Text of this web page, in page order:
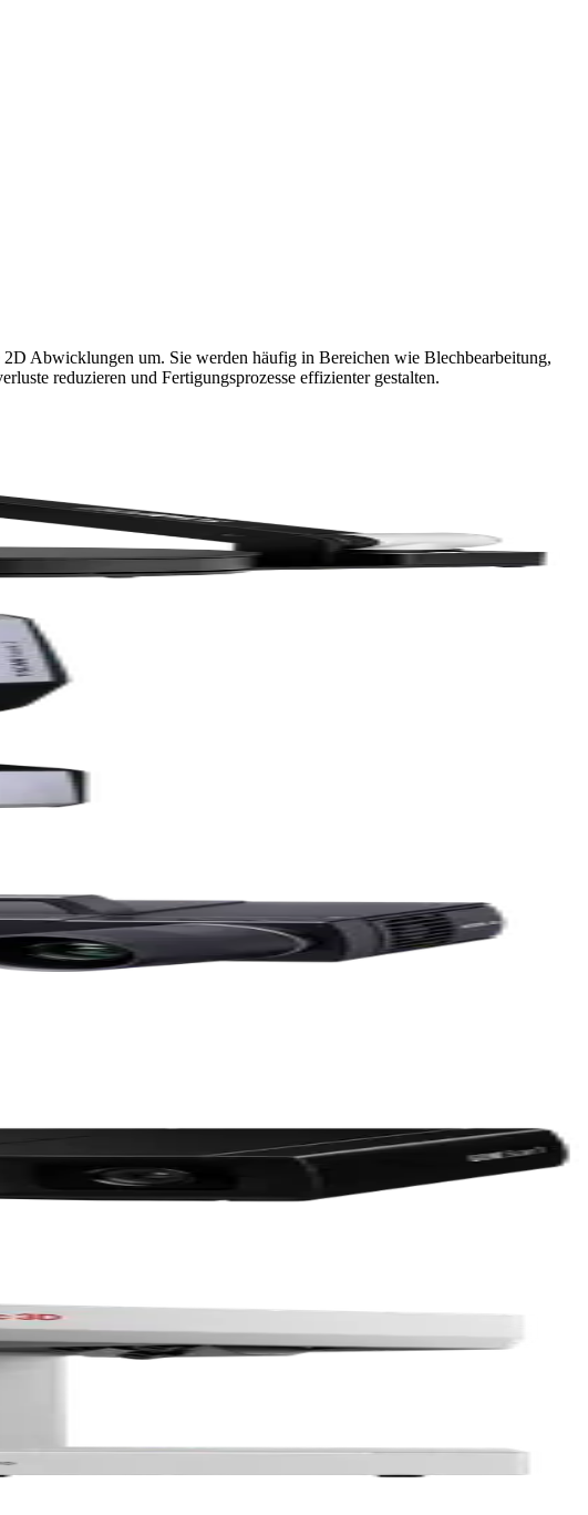
Abwicklungen um. Sie werden häufig in Bereichen wie Blechbearbeitung,
reduzieren und Fertigungsprozesse effizienter gestalten.